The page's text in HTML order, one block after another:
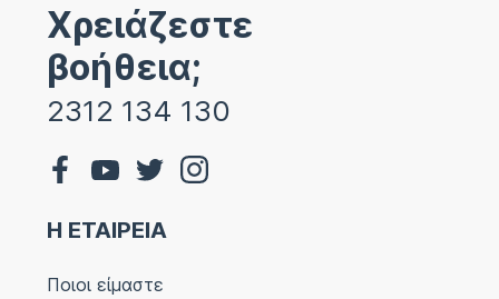
Χρειάζεστε
βοήθεια;
2312 134 130
Η ΕΤΑΙΡΕΙΑ
Ποιοι είμαστε